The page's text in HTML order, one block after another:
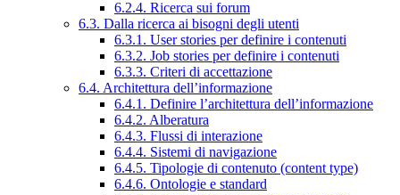
6.2.4. Ricerca sui forum
6.3. Dalla ricerca ai bisogni degli utenti
6.3.1. User stories per definire i contenuti
6.3.2. Job stories per definire i contenuti
6.3.3. Criteri di accettazione
6.4. Architettura dell’informazione
6.4.1. Definire l’architettura dell’informazione
6.4.2. Alberatura
6.4.3. Flussi di interazione
6.4.4. Sistemi di navigazione
6.4.5. Tipologie di contenuto (content type)
6.4.6. Ontologie e standard